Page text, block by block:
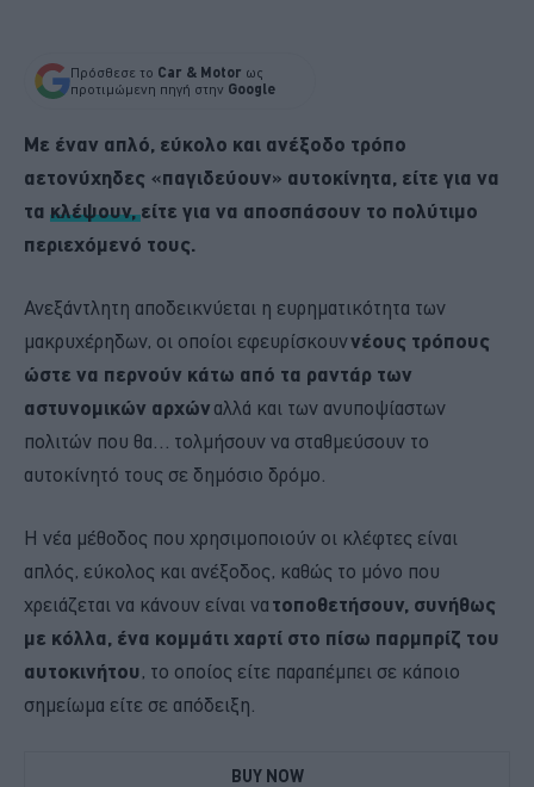
Πρόσθεσε το Car & Motor ως
προτιμώμενη πηγή στην Google
Με έναν απλό, εύκολο και ανέξοδο τρόπο
αετονύχηδες «παγιδεύουν» αυτοκίνητα, είτε για να
τα κλέψουν,είτε για να αποσπάσουν το πολύτιμο
περιεχόμενό τους.
Ανεξάντλητη αποδεικνύεται η ευρηματικότητα των
μακρυχέρηδων, οι οποίοι εφευρίσκουννέους τρόπους
ώστε να περνούν κάτω από τα ραντάρ των
αστυνομικών αρχών αλλά και των ανυποψίαστων
πολιτών που θα… τολμήσουν να σταθμεύσουν το
αυτοκίνητό τους σε δημόσιο δρόμο.
Η νέα μέθοδος που χρησιμοποιούν οι κλέφτες είναι
απλός, εύκολος και ανέξοδος, καθώς το μόνο που
χρειάζεται να κάνουν είναι να τοποθετήσουν, συνήθως
με κόλλα, ένα κομμάτι χαρτί στο πίσω παρμπρίζ του
αυτοκινήτου, το οποίος είτε παραπέμπει σε κάποιο
σημείωμα είτε σε απόδειξη.
BUY NOW